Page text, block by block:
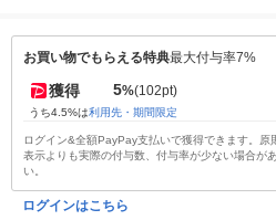
お買い物でもらえる特典最大付与率7%
獲得 5%(102pt)
うち4.5%は利用先・期間限定
ログイン&全額PayPay支払いで獲得できます。原
表示よりも実際の付与数、付与率が少ない場合が
い。
ログインはこちら